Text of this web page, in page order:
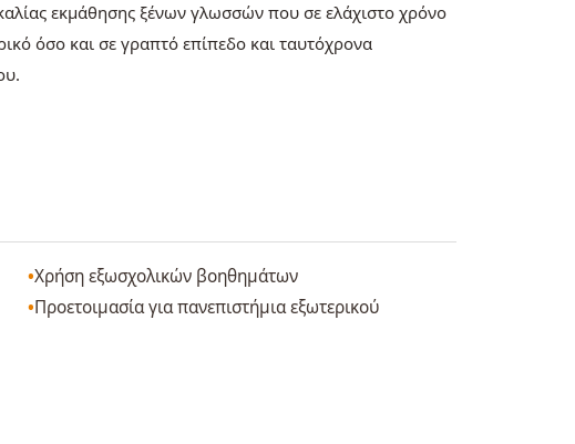
εκμάθησης ξένων γλωσσών που σε ελάχιστο χρόνο
όσο και σε γραπτό επίπεδο και ταυτόχρονα
Χρήση εξωσχολικών βοηθημάτων
Προετοιμασία για πανεπιστήμια εξωτερικού